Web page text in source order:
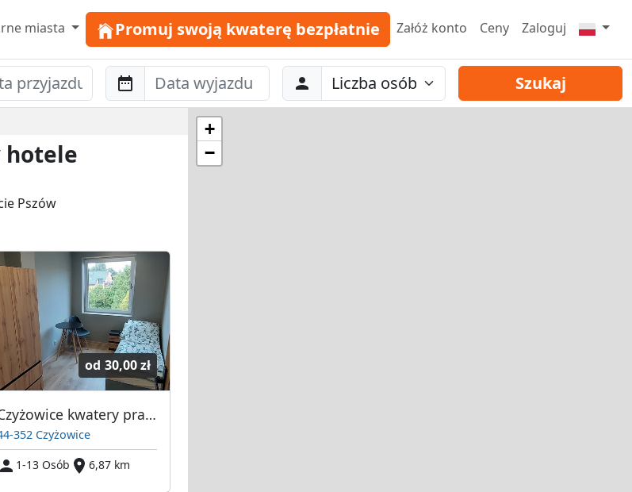
miasta Promuj swoją kwaterę bezpłatnie Załóż konto Ceny Zaloguj
Abreise Abreise
Liczba osób Szukaj
hotele
Pszów
od 30,00 zł
Czyżowice kwatery pracownicze
352 Czyżowice
1-13 Osób
6,87 km
+
−